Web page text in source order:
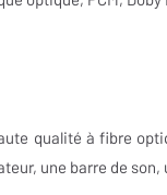
qualité à fibre
une barre de